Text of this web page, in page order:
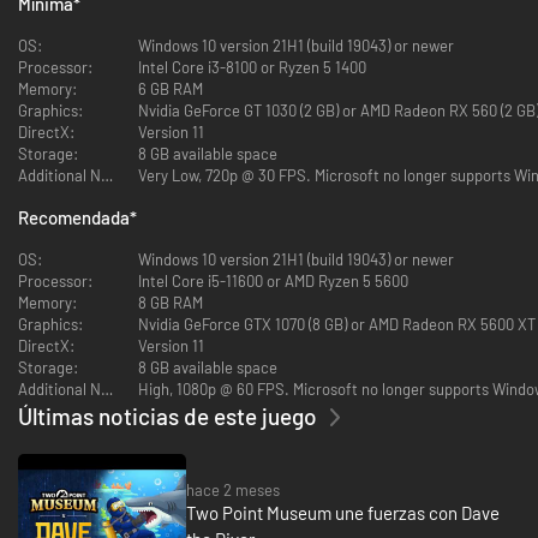
Two Point Museum incluye:
¡Diseña, gestiona y desarrolla museos increíbles!
5 ubicaciones principales exclusivas de Two Point County:
- Prehistoria: Milla del Recuerdo
- Sobrenatural: Posada de Wailon
- Ciencia: Páramo de Bungle
- Espacio: Cumbres de Pebberley
3 museos temporales con tareas y desafíos establecidos.
¡Modo sandbox para construir tus propios MEGAMUSEOS!
6 categorías de piezas principales y +30 subcategorías.
Aventúrate por 5 mapas de expedición con +100 puntos de interés
+200 piezas exclusivas que descubrir y añadir al álbum de pegatinas.
+350 objetos decorativos para personalizar a tu gusto el museo.
18 tipos de visitantes a los que recibir y atender... ¡incluidos esos
niños entrometidos!
OS:
Windows 10 version 21H1 (build 19043) or newer
Processor:
Intel Core i3-8100 or Ryzen 5 1400
Memory:
6 GB RAM
Graphics:
Nvidia GeForce GT 1030 (2 GB) or AMD Radeon RX 560 (2
DirectX:
Version 11
Storage:
8 GB available space
Additional Notes:
Very Low, 720p @ 30 FPS. Microsoft no longer supports
Recomendada*
OS:
Windows 10 version 21H1 (build 19043) or newer
Processor:
Intel Core i5-11600 or AMD Ryzen 5 5600
Memory:
8 GB RAM
Graphics:
Nvidia GeForce GTX 1070 (8 GB) or AMD Radeon RX 5600
DirectX:
Version 11
Storage:
8 GB available space
Additional Notes:
High, 1080p @ 60 FPS. Microsoft no longer supports
Últimas noticias de este juego
hace 2 meses
Two Point Museum une fuerzas con Dave